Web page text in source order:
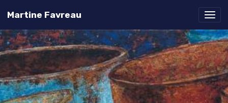
Martine Favreau